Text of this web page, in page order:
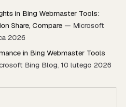
in Bing Webmaster Tools:
Share, Compare — Microsoft
2026
in Bing Webmaster Tools
Bing Blog, 10 lutego 2026